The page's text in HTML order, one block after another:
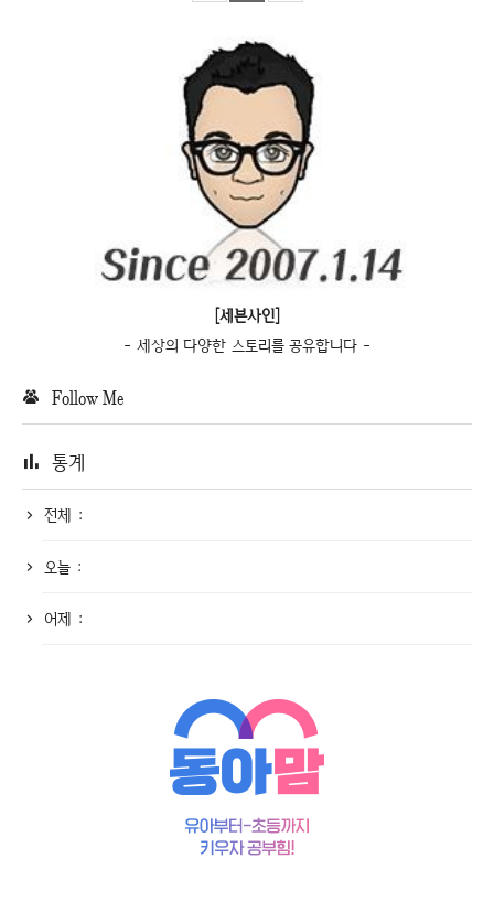
[세븐사인]
- 세상의 다양한 스토리를 공유합니다 -
Follow Me
통계
전체 :
오늘 :
어제 :